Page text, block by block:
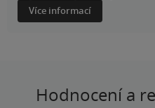
Více informací
Hodnocení a